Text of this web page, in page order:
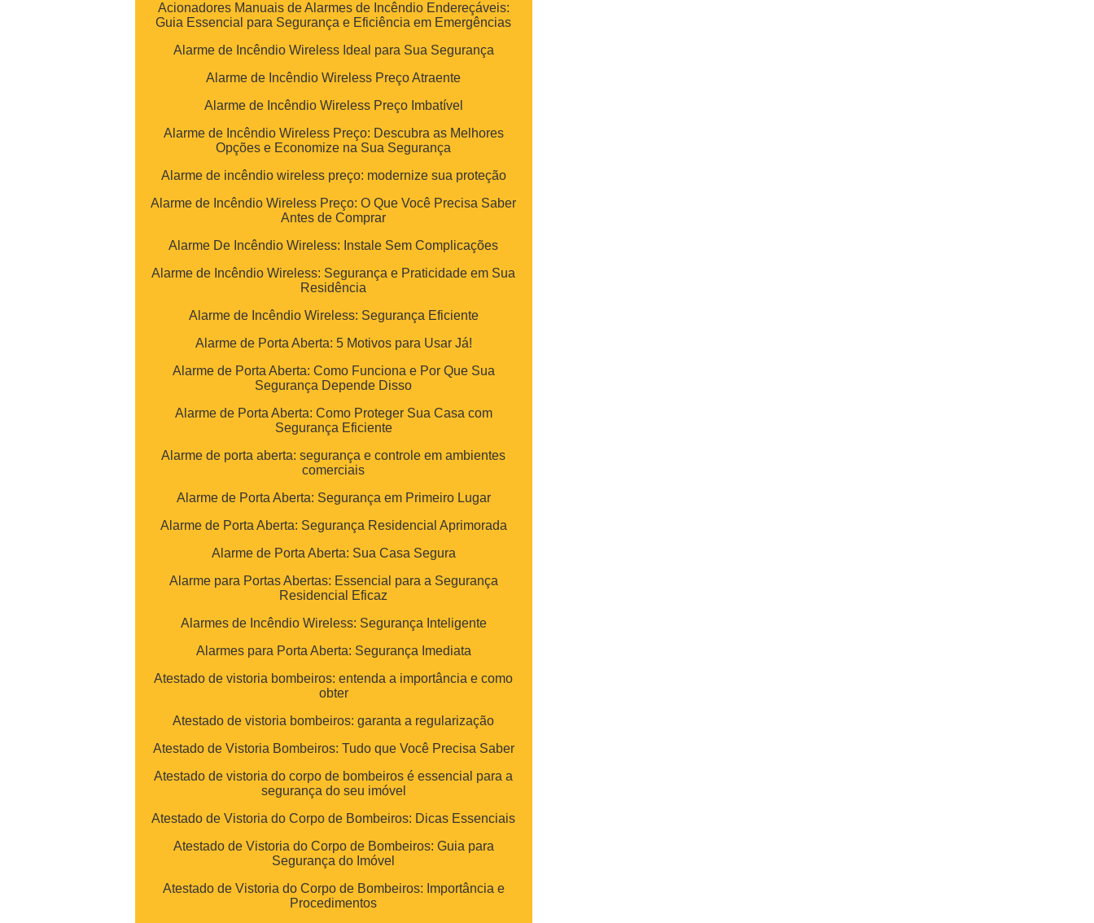
Acionadores Manuais de Alarmes de Incêndio Endereçáveis:
Guia Essencial para Segurança e Eficiência em Emergências
Alarme de Incêndio Wireless Ideal para Sua Segurança
Alarme de Incêndio Wireless Preço Atraente
Alarme de Incêndio Wireless Preço Imbatível
Alarme de Incêndio Wireless Preço: Descubra as Melhores
Opções e Economize na Sua Segurança
Alarme de incêndio wireless preço: modernize sua proteção
Alarme de Incêndio Wireless Preço: O Que Você Precisa Saber
Antes de Comprar
Alarme De Incêndio Wireless: Instale Sem Complicações
Alarme de Incêndio Wireless: Segurança e Praticidade em Sua
Residência
Alarme de Incêndio Wireless: Segurança Eficiente
Alarme de Porta Aberta: 5 Motivos para Usar Já!
Alarme de Porta Aberta: Como Funciona e Por Que Sua
Segurança Depende Disso
Alarme de Porta Aberta: Como Proteger Sua Casa com
Segurança Eficiente
Alarme de porta aberta: segurança e controle em ambientes
comerciais
Alarme de Porta Aberta: Segurança em Primeiro Lugar
Alarme de Porta Aberta: Segurança Residencial Aprimorada
Alarme de Porta Aberta: Sua Casa Segura
Alarme para Portas Abertas: Essencial para a Segurança
Residencial Eficaz
Alarmes de Incêndio Wireless: Segurança Inteligente
Alarmes para Porta Aberta: Segurança Imediata
Atestado de vistoria bombeiros: entenda a importância e como
obter
Atestado de vistoria bombeiros: garanta a regularização
Atestado de Vistoria Bombeiros: Tudo que Você Precisa Saber
Atestado de vistoria do corpo de bombeiros é essencial para a
segurança do seu imóvel
Atestado de Vistoria do Corpo de Bombeiros: Dicas Essenciais
Atestado de Vistoria do Corpo de Bombeiros: Guia para
Segurança do Imóvel
Atestado de Vistoria do Corpo de Bombeiros: Importância e
Procedimentos